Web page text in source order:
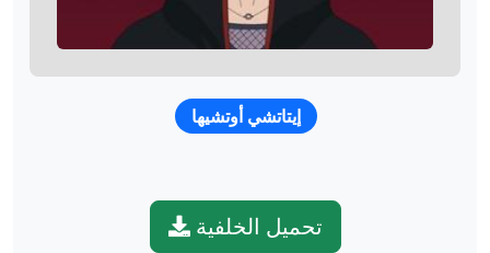
إيتاتشي أوتشيها
تحميل الخلفية